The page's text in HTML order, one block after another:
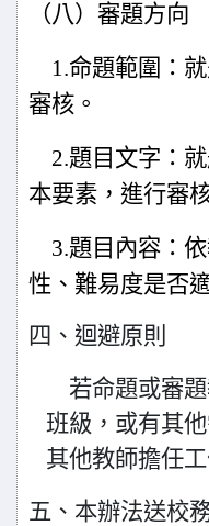
（八）審題方向
1.命題範圍：
審核。
2.題目文字：
本要素，進行審
3.題目內容：
性、難易度是否
四、迴避原則
若命題或審
班級，或有其
其他教師擔任工
五、本辦法送校